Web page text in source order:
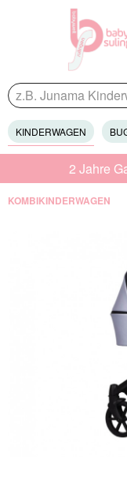
KINDERWAGEN
2 Jahre
KOMBIKINDERWAGEN